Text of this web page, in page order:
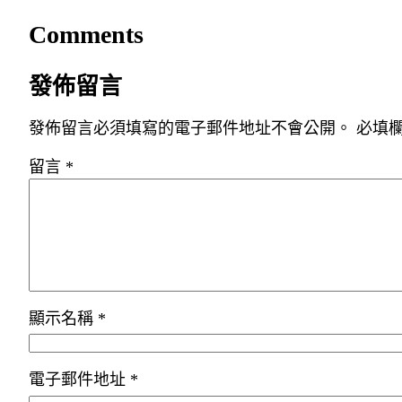
Comments
發佈留言
發佈留言必須填寫的電子郵件地址不會公開。 必填
留言 *
顯示名稱 *
電子郵件地址 *